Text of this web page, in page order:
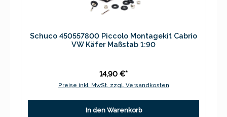
Schuco 450557800 Piccolo Montagekit Cabrio
VW Käfer Maßstab 1:90
14,90 €*
Preise inkl. MwSt. zzgl. Versandkosten
In den Warenkorb